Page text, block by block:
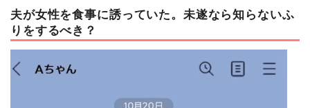
夫が女性を食事に誘っていた。未遂なら知らないふ
りをするべき？